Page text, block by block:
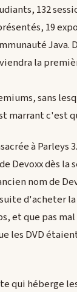
132
19
Java.
la
sans
marrant c'est
à
Devoxx dès
nom de
d'acheter la
et que pas
les DVD
qui héberge